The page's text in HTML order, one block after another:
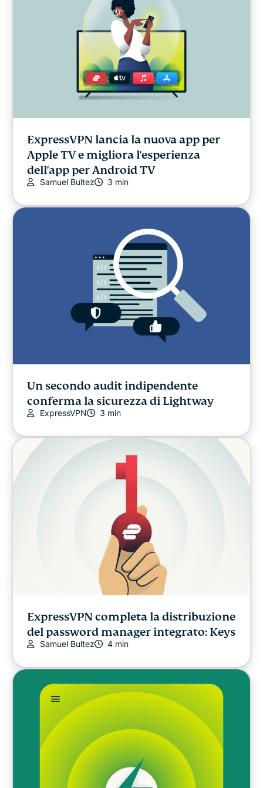
Video
Win stuff!
ExpressVPN lancia la nuova app per
Apple TV e migliora l'esperienza
dell'app per Android TV
Samuel Bultez 3 min
Un secondo audit indipendente
conferma la sicurezza di Lightway
ExpressVPN 3 min
ExpressVPN completa la distribuzione
del password manager integrato: Keys
Samuel Bultez 4 min